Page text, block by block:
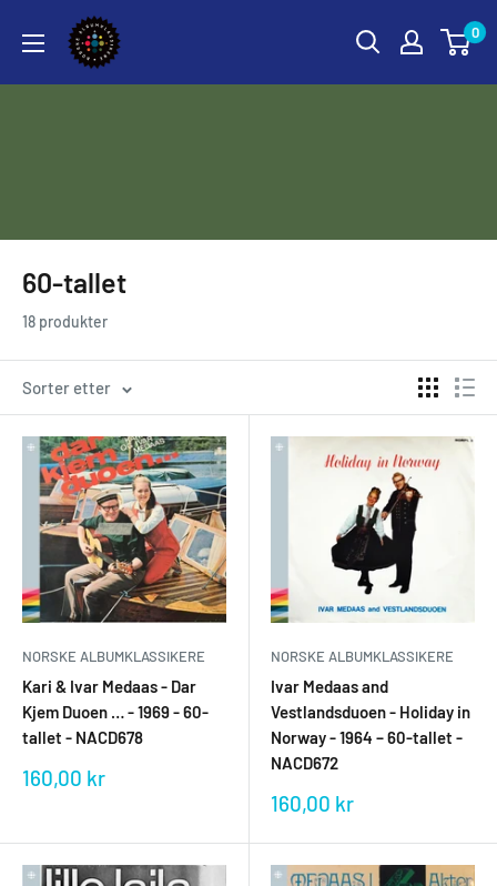
Norske
Albumklassikere
0
60-tallet
18 produkter
Sorter etter
NORSKE ALBUMKLASSIKERE
Kari & Ivar Medaas - Dar
Kjem Duoen … - 1969 - 60-
tallet - NACD678
Salgspris
160,00 kr
NORSKE ALBUMKLASSIKERE
Ivar Medaas and
Vestlandsduoen - Holiday in
Norway - 1964 – 60-tallet -
NACD672
Salgspris
160,00 kr